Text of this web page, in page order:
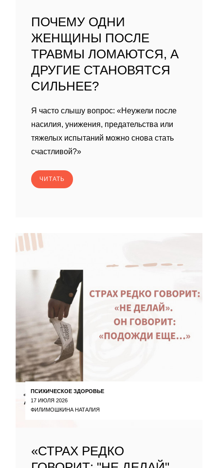
ПОЧЕМУ ОДНИ
ЖЕНЩИНЫ ПОСЛЕ
ТРАВМЫ ЛОМАЮТСЯ, А
ДРУГИЕ СТАНОВЯТСЯ
СИЛЬНЕЕ?
Я часто слышу вопрос: «Неужели после
насилия, унижения, предательства или
тяжелых испытаний можно снова стать
счастливой?»
ЧИТАТЬ
ПСИХИЧЕСКОЕ ЗДОРОВЬЕ
17 ИЮЛЯ 2026
ФИЛИМОШКИНА НАТАЛИЯ
«СТРАХ РЕДКО